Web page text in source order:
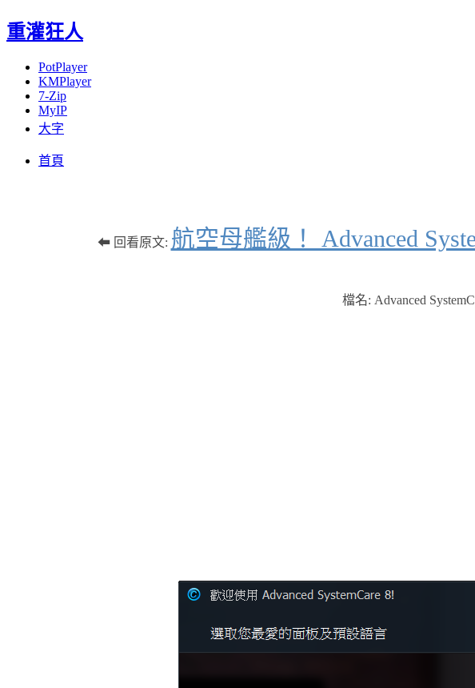
重灌狂人
PotPlayer
KMPlayer
7-Zip
MyIP
大字
首頁
⬅ 回看原文: 航空母艦級！ Advanced
檔名: Advanced